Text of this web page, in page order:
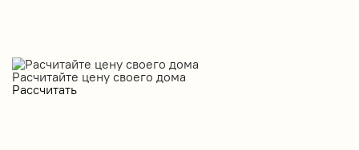
Расчитайте цену своего дома
Рассчитать